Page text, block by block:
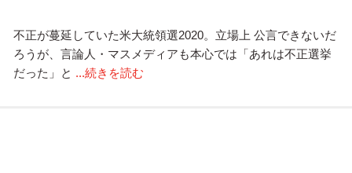
不正が蔓延していた米大統領選2020。立場上 公言できないだ
ろうが、言論人・マスメディアも本心では「あれは不正選挙
だった」と ...続きを読む